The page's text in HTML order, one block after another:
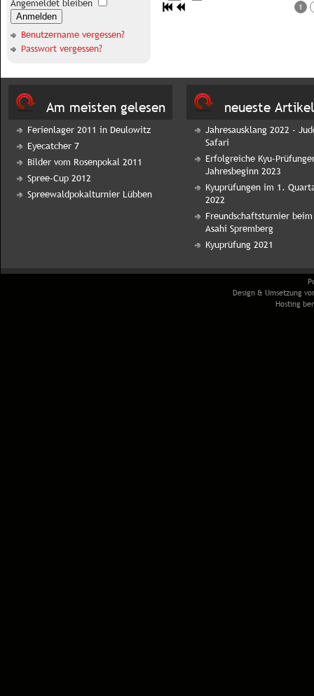
Angemeldet bleiben
Anmelden
Benutzername vergessen?
Passwort vergessen?
1
Am meisten gelesen
Ferienlager 2011 in Deulowitz
Eyecatcher 7
Bilder vom Rosenpokal 2011
Spree-Cup 2012
Spreewaldpokalturnier Lübben
neueste Artikel
Jahresausklang 2022 -
Safari
Erfolgreiche Kyu-
Jahresbeginn 2023
Kyuprüfungen im 1.
2022
Freundschaftsturnier beim
Asahi Spremberg
Kyuprüfung 2021
Design & Umsetzung
Hosting